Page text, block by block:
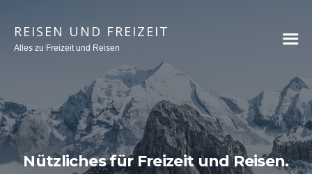
REISEN UND FREIZEIT
Alles zu Freizeit und Reisen
Nützliches für Freizeit und Reisen.